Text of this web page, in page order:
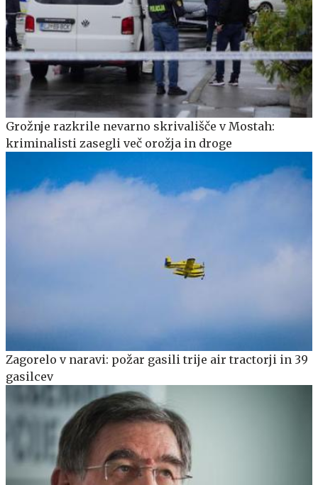
Grožnje razkrile nevarno skrivališče v Mostah:
kriminalisti zasegli več orožja in droge
Zagorelo v naravi: požar gasili trije air tractorji in 39
gasilcev